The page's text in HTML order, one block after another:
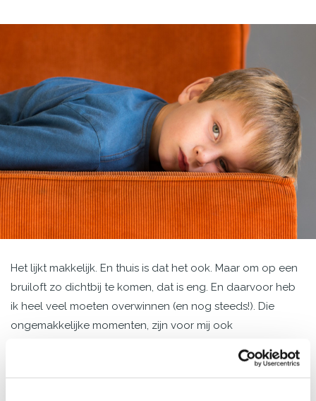
Het lijkt makkelijk. En thuis is dat het ook. Maar om op een
bruiloft zo dichtbij te komen, dat is eng. En daarvoor heb
ik heel veel moeten overwinnen (en nog steeds!). Die
ongemakkelijke momenten, zijn voor mij ook
weet hoe het voelt als je in de stress schiet en kortaf bent
van de spanning. Of hoe irritant het is als de planning niet